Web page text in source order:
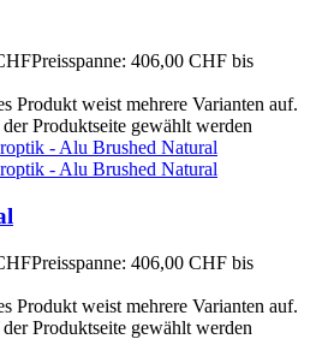
Preisspanne: 406,00 CHF bis
Produkt weist mehrere Varianten auf.
Produktseite gewählt werden
Preisspanne: 406,00 CHF bis
Produkt weist mehrere Varianten auf.
Produktseite gewählt werden